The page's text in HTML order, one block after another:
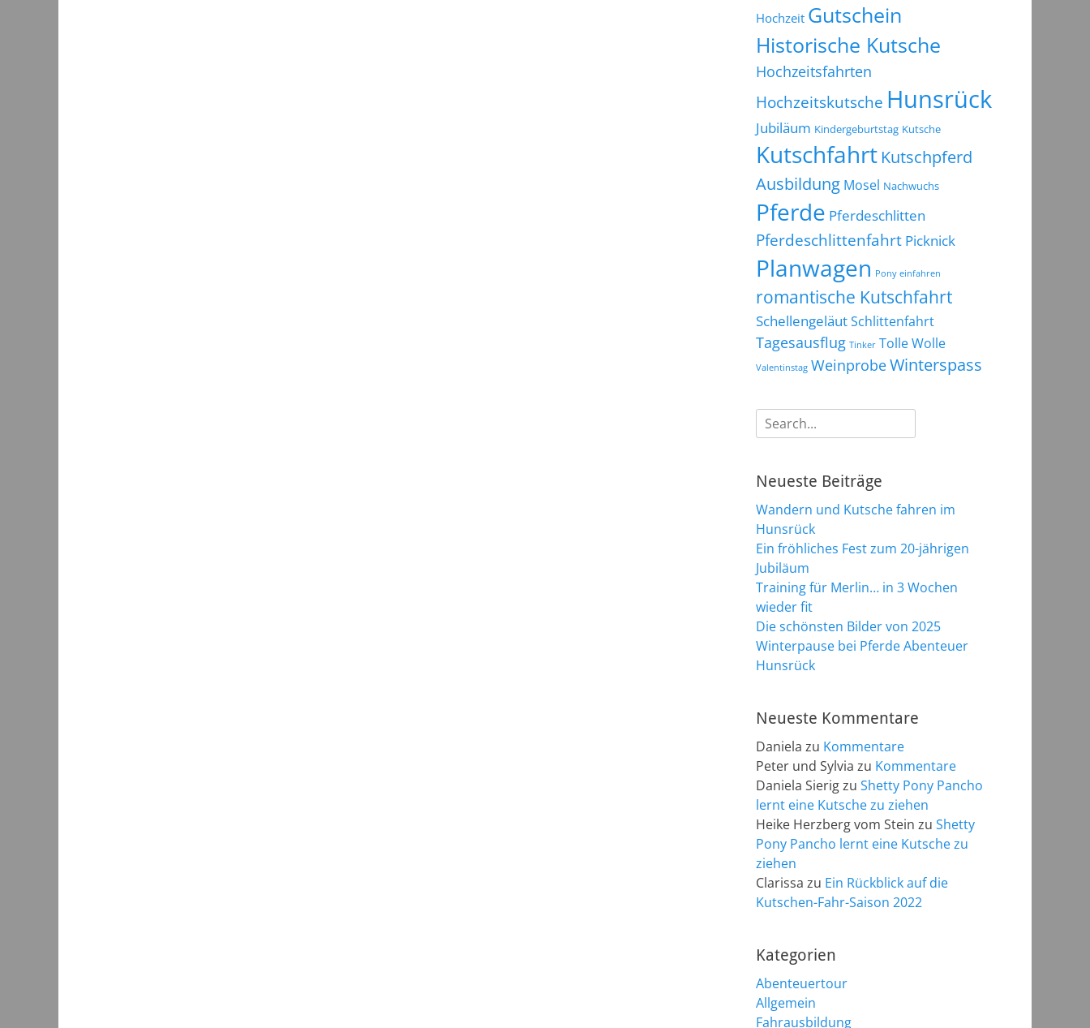
Hochzeit Gutschein
Historische Kutsche
Hochzeitsfahrten
Hochzeitskutsche Hunsrück
Jubiläum Kindergeburtstag Kutsche
Kutschfahrt Kutschpferd
Ausbildung Mosel Nachwuchs
Pferde Pferdeschlitten
Pferdeschlittenfahrt Picknick
Planwagen Pony einfahren
romantische Kutschfahrt
SchellengeläutSchlittenfahrt
Tagesausflug Tinker Tolle Wolle
Valentinstag WeinprobeWinterspass
Suchen
nach:
Neueste Beiträge
Wandern und Kutsche fahren im
Hunsrück
Ein fröhliches Fest zum 20-jährigen
Jubiläum
Training für Merlin… in 3 Wochen
wieder fit
Die schönsten Bilder von 2025
Winterpause bei Pferde Abenteuer
Hunsrück
Neueste Kommentare
Daniela zu Kommentare
Peter und Sylvia zu Kommentare
Daniela Sierigzu Shetty Pony Pancho
lernt eine Kutsche zu ziehen
Heike Herzberg vom Stein zu Shetty
Pony Pancho lernt eine Kutsche zu
ziehen
Clarissa zu Ein Rückblick auf die
Kutschen-Fahr-Saison 2022
Kategorien
Abenteuertour
Allgemein
Fahrausbildung